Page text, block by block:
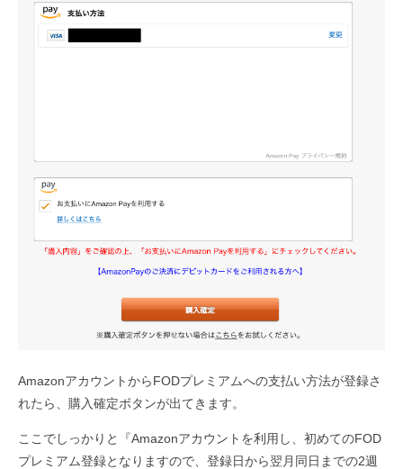
AmazonアカウントからFODプレミアムへの支払い方法が登録さ
れたら、購入確定ボタンが出てきます。
ここでしっかりと『Amazonアカウントを利用し、初めてのFOD
プレミアム登録となりますので、登録日から翌月同日までの2週